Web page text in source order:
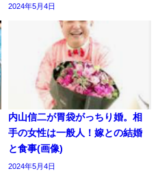
2024年5月4日
内山信二が胃袋がっちり婚。相
手の女性は一般人！嫁との結婚
と食事(画像)
2024年5月4日